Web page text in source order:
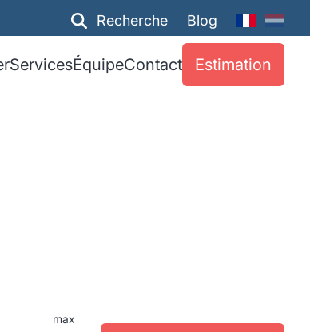
Recherche Blog
ServicesÉquipeContact Estimation
max